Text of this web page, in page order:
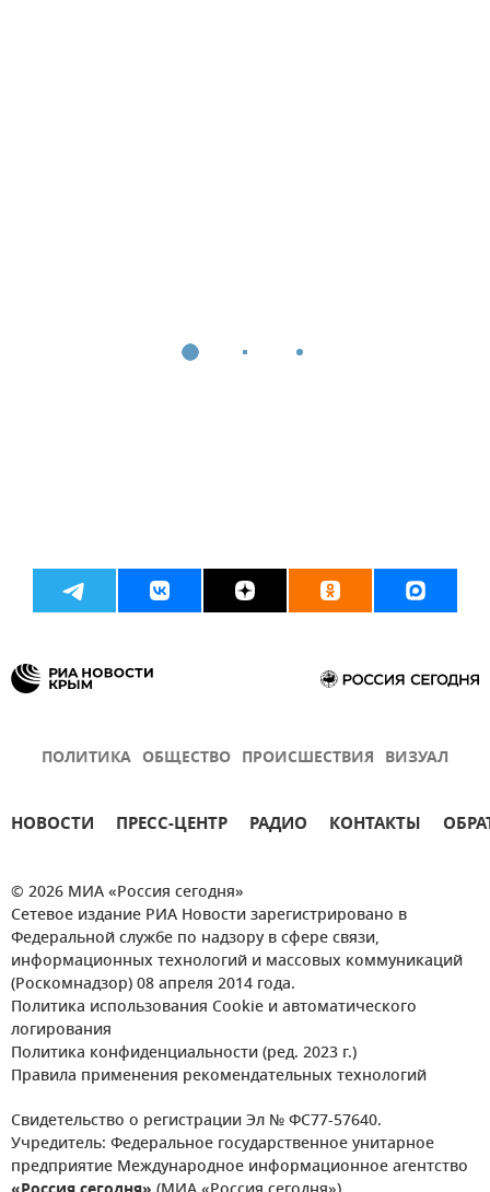
ПОЛИТИКА ОБЩЕСТВО ПРОИСШЕСТВИЯ ВИЗУАЛ
НОВОСТИ ПРЕСС-ЦЕНТР РАДИО КОНТАКТЫ
© 2026 МИА «Россия сегодня»
Сетевое издание РИА Новости зарегистрировано в
Федеральной службе по надзору в сфере связи,
информационных технологий и массовых коммуникаций
(Роскомнадзор) 08 апреля 2014 года.
Политика использования Cookie и автоматического
логирования
Политика конфиденциальности (ред. 2023 г.)
Правила применения рекомендательных технологий
Свидетельство о регистрации Эл № ФС77-57640.
Учредитель: Федеральное государственное унитарное
предприятие Международное информационное агентство